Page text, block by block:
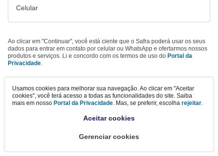
Celular
Ao clicar em "Continuar", você está ciente que o Safra poderá usar os seus
dados para entrar em contato por celular ou WhatsApp e ofertarmos nossos
produtos e serviços. Li e concordo com os termos de uso do Portal da
Privacidade.
Continuar
Usamos cookies para melhorar sua navegação. Ao clicar em "Aceitar
cookies", você terá acesso a todas as funcionalidades do site. Saiba
mais em nosso Portal da Privacidade. Mas, se preferir, escolha rejeitar.
Aceitar cookies
Gerenciar cookies